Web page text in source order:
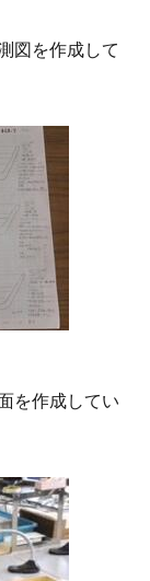
図を作成して
を作成してい